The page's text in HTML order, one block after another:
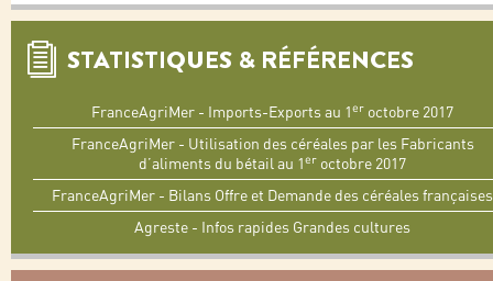
STATISTIQUES & RÉFÉRENCES
FranceAgriMer - Imports-Exports au 1er octobre 2017
FranceAgriMer - Utilisation des céréales par les Fabricants
d’aliments du bétail au 1er octobre 2017
FranceAgriMer - Bilans Offre et Demande des céréales françaises
Agreste - Infos rapides Grandes cultures